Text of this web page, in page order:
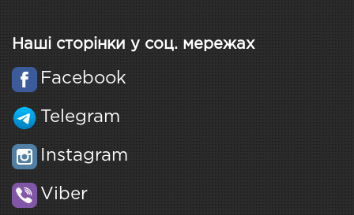
Наші сторінки у соц. мережах
Facebook
Telegram
Instagram
Viber